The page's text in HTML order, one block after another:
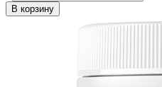
В корзину